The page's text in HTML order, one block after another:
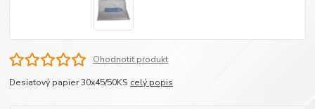
Ohodnotiť produkt
Desiatový papier 30x45/50KS celý popis